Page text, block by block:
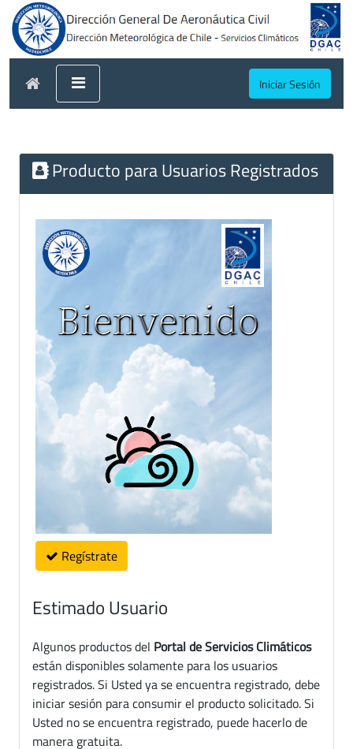
Iniciar Sesión
Producto para Usuarios Registrados
Regístrate
Estimado Usuario
Algunos productos del Portal de Servicios Climáticos
están disponibles solamente para los usuarios
registrados. Si Usted ya se encuentra registrado, debe
iniciar sesión para consumir el producto solicitado. Si
Usted no se encuentra registrado, puede hacerlo de
manera gratuita.